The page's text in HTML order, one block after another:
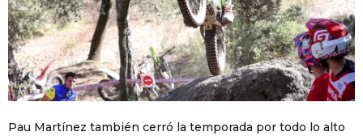
Pau Martínez también cerró la temporada por todo lo alto